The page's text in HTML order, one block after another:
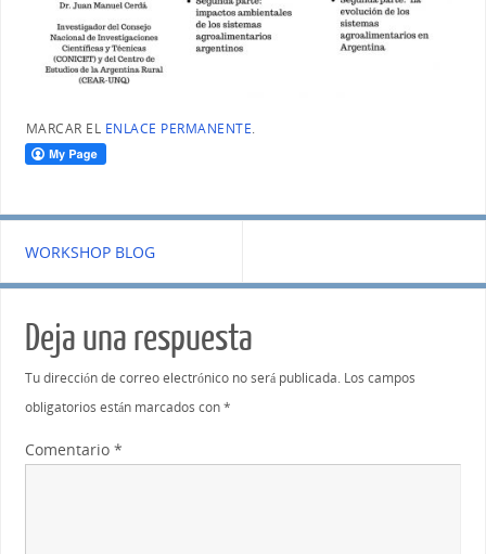
MARCAR EL ENLACE PERMANENTE.
WORKSHOP BLOG
Deja una respuesta
Tu dirección de correo electrónico no será publicada. Los campos
obligatorios están marcados con*
Comentario *